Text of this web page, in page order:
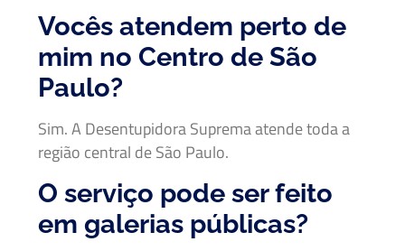
Vocês atendem perto de
mim no Centro de São
Paulo?
Sim. A Desentupidora Suprema atende toda a
região central de São Paulo.
O serviço pode ser feito
em galerias públicas?